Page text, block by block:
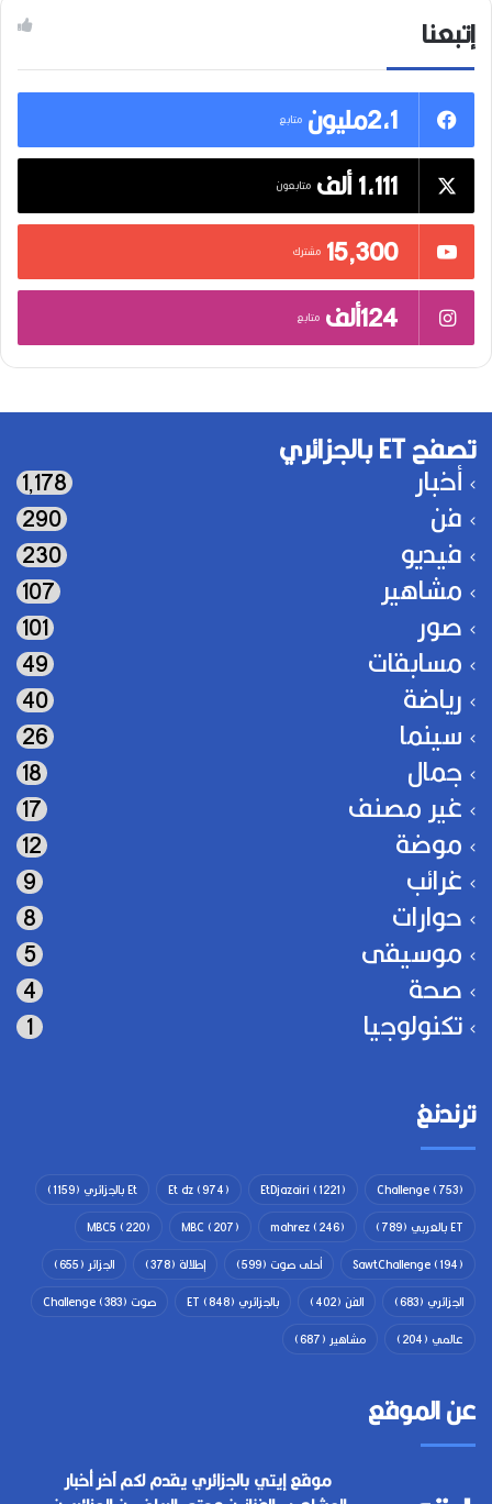
إتبعنا
2,1مليون
متابع
1,111 ألف متابعون
15٬300 مشترك
124ألف متابع
تصفح ET بالجزائري
أخبار 1٬178
فن 290
فيديو 230
مشاهير 107
صور 101
مسابقات 49
رياضة 40
سينما 26
جمال 18
غير مصنف 17
موضة 12
غرائب 9
حوارات 8
موسيقى 5
صحة 4
تكنولوجيا 1
ترندنغ
Challenge(753)
EtDjazairi (1221)
Et dz(974) Et بالجزائري
(1159)
ET بالعربي
(789)
mahrez(246)
MBC(207)
MBC5 (220)
SawtChallenge(194) أحلى صوت (599) إطلالة (378) الجزائر (655)
الجزائري (683) الفن (402) بالجزائري ET (848) صوت Challenge (383)
عالمي (204) مشاهير (687)
عن الموقع
موقع إيتي بالجزائري يقدم لكم آخر أخبار